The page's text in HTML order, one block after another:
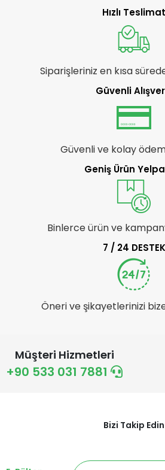
Hızlı Teslimat
Siparişleriniz en kısa
Güvenli
Güvenli ve kolay
Geniş Ürün
Binlerce ürün ve
7 / 24 DESTEK
Öneri ve şikayetlerinizi
Müşteri Hizmetleri
+90 533 031 7881
Bizi Takip Edin